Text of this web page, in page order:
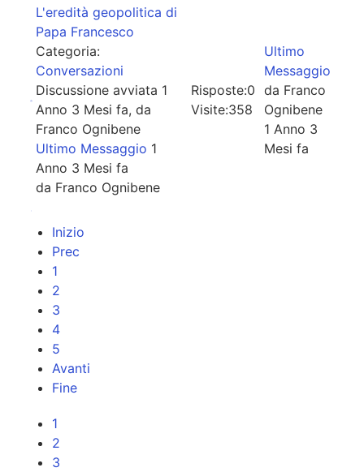
L'eredità geopolitica di
Papa Francesco
Categoria:
Conversazioni
Discussione avviata 1
Anno 3 Mesi fa, da
Franco Ognibene
Ultimo Messaggio 1
Anno 3 Mesi fa
da Franco Ognibene
Risposte:0
Visite:358
Ultimo
Messaggio
da Franco
Ognibene
1 Anno 3
Mesi fa
Inizio
Prec
1
2
3
4
5
Avanti
Fine
1
2
3